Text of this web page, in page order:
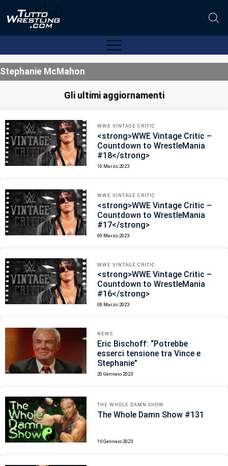
Stephanie McMahon
Gli ultimi aggiornamenti
WWE VINTAGE CRITIC
<strong>WWE Vintage Critic –
Countdown to WrestleMania
#18</strong>
10 Marzo 2023
WWE VINTAGE CRITIC
<strong>WWE Vintage Critic –
Countdown to WrestleMania
#17</strong>
09 Marzo 2023
WWE VINTAGE CRITIC
<strong>WWE Vintage Critic –
Countdown to WrestleMania
#16</strong>
08 Marzo 2023
NEWS
Eric Bischoff: “Potrebbe
esserci tensione tra Vince e
Stephanie”
20 Gennaio 2023
THE WHOLE DAMN SHOW
The Whole Damn Show #131
16 Gennaio 2023